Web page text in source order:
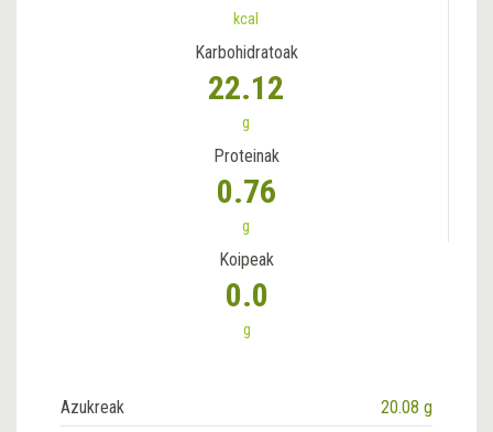
kcal
Karbohidratoak
22.12
g
Proteinak
0.76
g
Koipeak
0.0
g
Azukreak
20.08 g